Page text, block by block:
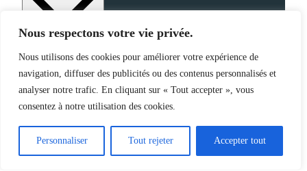
Nous respectons votre vie privée.
Nous utilisons des cookies pour améliorer votre expérience de
navigation, diffuser des publicités ou des contenus personnalisés et
analyser notre trafic. En cliquant sur « Tout accepter », vous
consentez à notre utilisation des cookies.
Personnaliser Tout rejeter Accepter tout
High-Tech
Fabriqué en France
©2025 Jemapub – Tous droits réservés